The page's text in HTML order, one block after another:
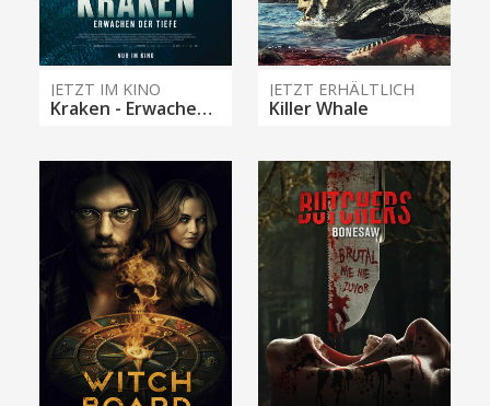
JETZT IM KINO
Kraken - Erwachen der Tiefe
JETZT ERHÄLTLICH
Killer Whale